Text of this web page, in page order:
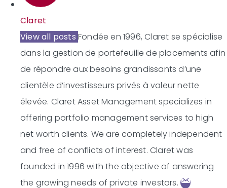
Claret
View all posts Fondée en 1996, Claret se spécialise
dans la gestion de portefeuille de placements afin
de répondre aux besoins grandissants d’une
clientèle d’investisseurs privés à valeur nette
élevée. Claret Asset Management specializes in
offering portfolio management services to high
net worth clients. We are completely independent
and free of conflicts of interest. Claret was
founded in 1996 with the objective of answering
the growing needs of private investors.